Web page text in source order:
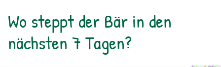
Wo steppt der Bär in den
nächsten 7 Tagen?